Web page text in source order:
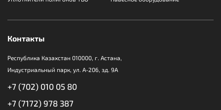
Контакты
Республика Казахстан 010000, г. Астана,
Индустриальный парк, ул. А-206, зд. 9А
+7 (702) 010 05 80
+7 (7172) 978 387